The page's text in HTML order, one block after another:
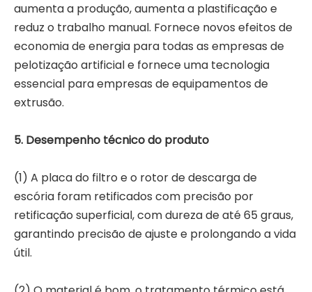
aumenta a produção, aumenta a plastificação e
reduz o trabalho manual. Fornece novos efeitos de
economia de energia para todas as empresas de
pelotização artificial e fornece uma tecnologia
essencial para empresas de equipamentos de
extrusão.
5. Desempenho técnico do produto
(1) A placa do filtro e o rotor de descarga de
escória foram retificados com precisão por
retificação superficial, com dureza de até 65 graus,
garantindo precisão de ajuste e prolongando a vida
útil.